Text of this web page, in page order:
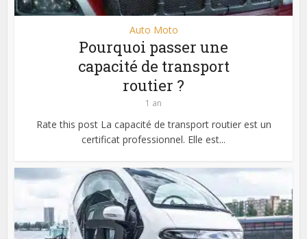
Auto Moto
Pourquoi passer une
capacité de transport
routier ?
1 an
Rate this post La capacité de transport routier est un
certificat professionnel. Elle est...